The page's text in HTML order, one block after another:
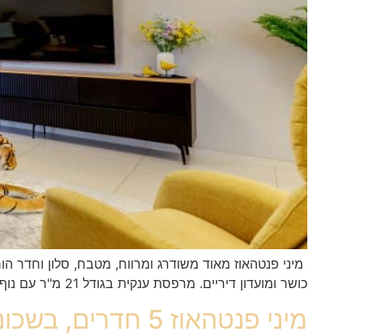
כושר ומועדון דיריים. מרפסת ענקית בגודל 21 מ"ר עם נוף לפארק.
מיני פנטהאוז 5 חדרים, בשכונת פארק המושבה